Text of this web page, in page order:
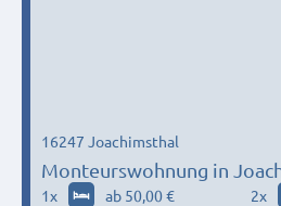
Monteurswohnung in
16247 Joachimsthal
1x ab 50,00 € 2x